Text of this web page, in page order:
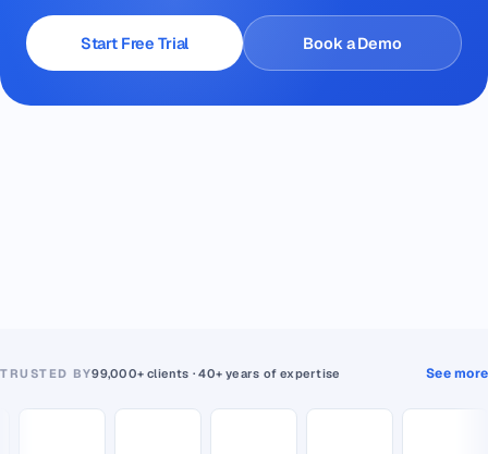
Start Free Trial Book a Demo
TRUSTED BY99,000+ clients · 40+ years of expertise See more